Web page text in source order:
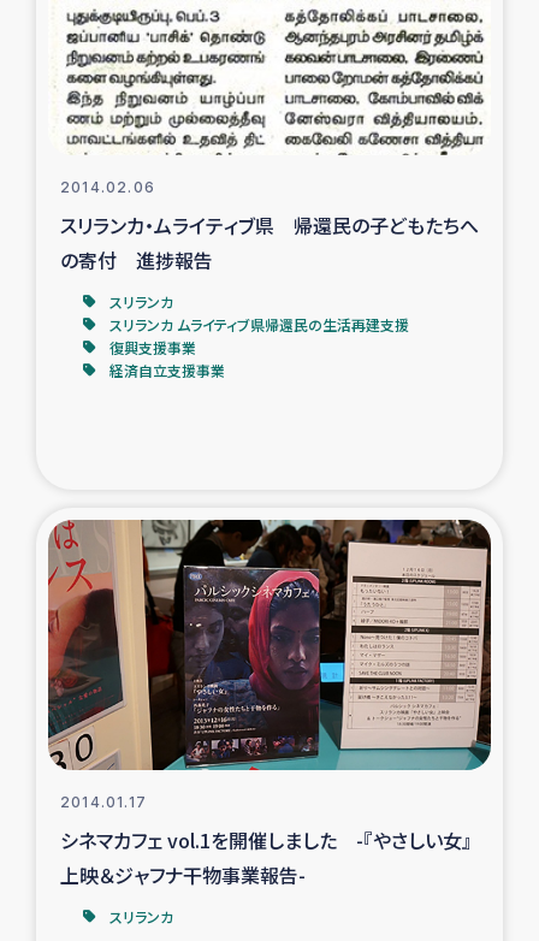
漁業復興支援
インターン・ボランティア日誌
経済自立支援事業
居場所づくり
ガザ地区における羊の畜産支援
ガザ地区酪農を通した女性グループの生計支援
ふりかけ普及と食生活改善による栄養改善事業
フェアトレード事業
緊急支援事業
女性の生計向上を通じた子どもの栄養改善事業
民際教育
2014.02.06
スリランカ・ムライティブ県 帰還民の子どもたちへ
の寄付 進捗報告
スリランカ
スリランカ ムライティブ県帰還民の生活再建支援
復興支援事業
経済自立支援事業
2014.01.17
シネマカフェ vol.1を開催しました -『やさしい女』
上映＆ジャフナ干物事業報告-
スリランカ